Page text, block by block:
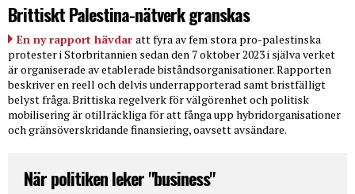
Brittiskt Palestina-nätverk granskas
En ny rapport hävdar att fyra av fem stora pro-palestinska
protester i Storbritannien sedan den 7 oktober 2023 i själva verket
är organiserade av etablerade biståndsorganisationer. Rapporten
beskriver en reell och delvis underrapporterad samt bristfälligt
belyst fråga. Brittiska regelverk för välgörenhet och politisk
mobilisering är otillräckliga för att fånga upp hybridorganisationer
och gränsöverskridande finansiering, oavsett avsändare.
När politiken leker "business"